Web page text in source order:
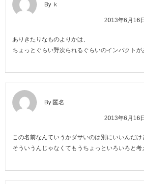
By ｋ
2013年6月16
ありきたりなものよりかは、
ちょっとぐらい野次られるぐらいのインパクト
By 匿名
2013年6月16
この名前なんていうかダサいのは別にいいんだけ
そういうんじゃなくてもうちょっといろいろと考